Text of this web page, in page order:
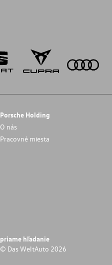
Porsche Holding
O nás
Pracovné miesta
priame hľadanie
© Das WeltAuto 2026